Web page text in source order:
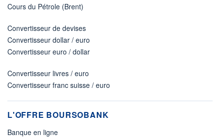
Cours du Pétrole (Brent)
Convertisseur de devises
Convertisseur dollar / euro
Convertisseur euro / dollar
Convertisseur livres / euro
Convertisseur franc suisse / euro
L'OFFRE BOURSOBANK
Banque en ligne